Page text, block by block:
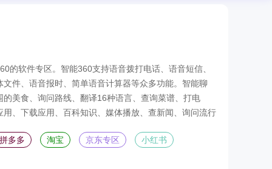
的软件专区。智能360支持语音拨打电话、语音短信、
件、语音报时、简单语音计算器等众多功能。智能聊
美食、询问路线、翻译16种语言、查询菜谱、打电
、下载应用、百科知识、媒体播放、查新闻、询问流行
拼多多 淘宝 京东专区 小红书